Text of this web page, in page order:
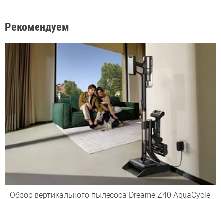
Рекомендуем
Обзор вертикального пылесоса Dreame Z40 AquaCycle